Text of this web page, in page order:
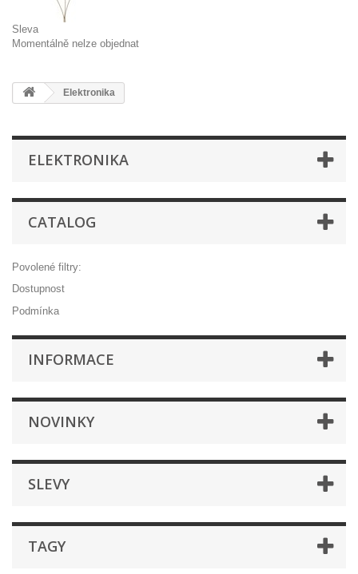
Sleva
Momentálně nelze objednat
Elektronika
ELEKTRONIKA
CATALOG
Povolené filtry:
Dostupnost
Podmínka
INFORMACE
NOVINKY
SLEVY
TAGY